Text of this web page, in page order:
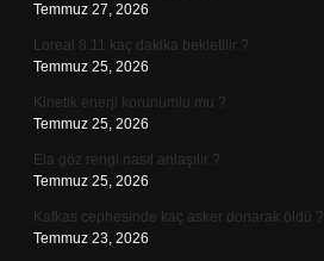
Temmuz 27, 2026
Loreal 8.11 kaç dakika bekletilir ?
Temmuz 25, 2026
Kinetik enerji korunumlu mu ?
Temmuz 25, 2026
Ela göz rengi nasıl anlaşılır ?
Temmuz 25, 2026
Kafkas cephesinde kaç asker donarak öldü ?
Temmuz 23, 2026